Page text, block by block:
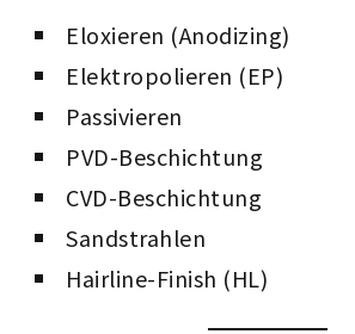
Eloxieren (Anodizing)
Elektropolieren (EP)
Passivieren
PVD-Beschichtung
CVD-Beschichtung
Sandstrahlen
Hairline-Finish (HL)